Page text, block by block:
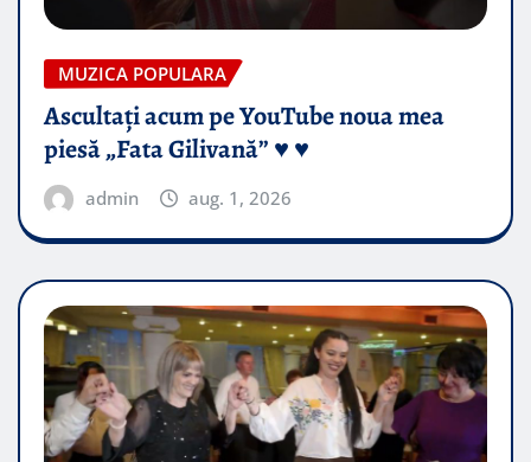
MUZICA POPULARA
Ascultați acum pe YouTube noua mea
piesă „Fata Gilivană” ♥️ ♥️
admin aug. 1, 2026